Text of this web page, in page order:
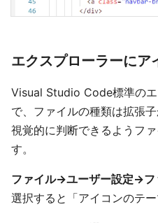
エクスプローラーにア
Visual Studio Code標準の
で、ファイルの種類は拡張
視覚的に判断できるようフ
す。
ファイル→ユーザー設定→フ
選択すると「アイコンのテー